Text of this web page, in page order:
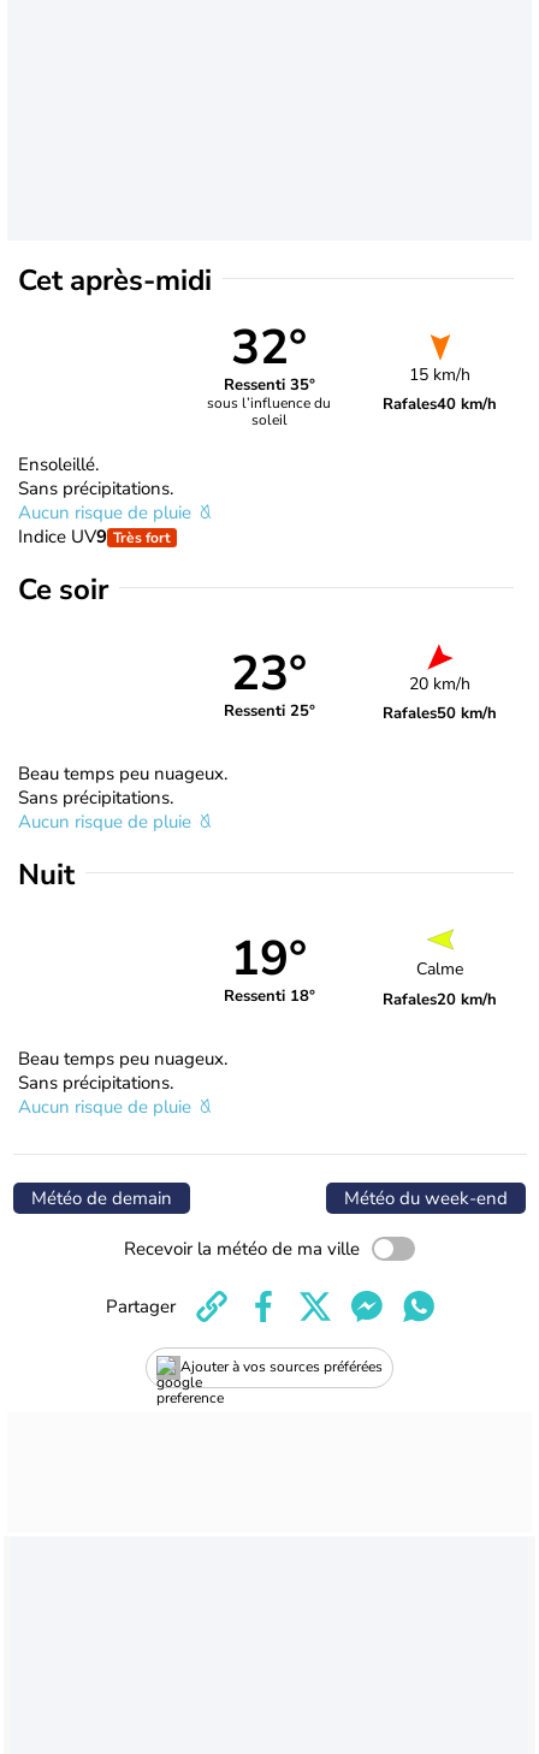
Cet après-midi
32°
Ressenti 35°
sous l’influence du
soleil
15 km/h
Rafales40 km/h
Ensoleillé.
Sans précipitations.
Aucun risque de pluie
Indice UV9 Très fort
Ce soir
23°
Ressenti 25°
20 km/h
Rafales50 km/h
Beau temps peu nuageux.
Sans précipitations.
Aucun risque de pluie
Nuit
19°
Ressenti 18°
Calme
Rafales20 km/h
Beau temps peu nuageux.
Sans précipitations.
Aucun risque de pluie
Météo de demain Météo du week-end
Recevoir la météo de ma ville
Ajouter à vos sources préférées
Partager